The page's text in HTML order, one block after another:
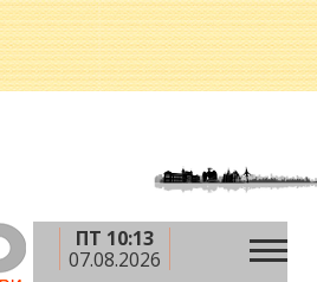
ПТ 10:13
07.08.2026
» Афіша »Як відпочити в